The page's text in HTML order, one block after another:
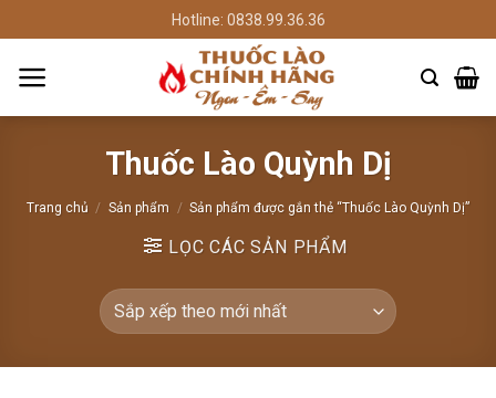
đến
nội
Hotline: 0838.99.36.36
Thuốc Lào Quỳnh Dị
Trang chủ / Sản phẩm / Sản phẩm được gắn thẻ “Thuốc Lào Quỳnh Dị”
LỌC CÁC SẢN PHẨM